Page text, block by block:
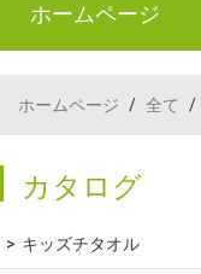
ホームページ
ホームページ / 全て /
カタログ
キッズチタオル